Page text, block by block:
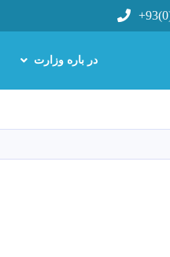
در باره وزارت